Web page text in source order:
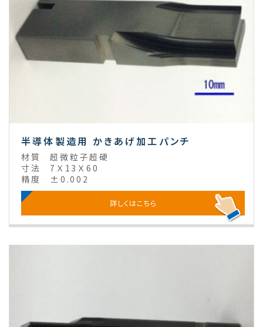
半導体製造用 かきあげ加工パンチ
材質
超微粒子超硬
寸法
7Ｘ13Ｘ60
精度
±0.002
詳しくはこちら